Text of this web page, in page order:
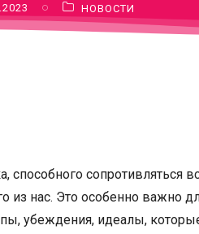
НОВОСТИ
сопротивляться
из нас. Это особенно важно
убеждения, идеалы,